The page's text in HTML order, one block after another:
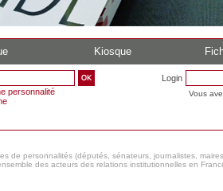
Kiosque
personnalité
Login
Vous
de personnalités (députés, sénateurs, journalistes,
des acteurs des relations institutionnelles en